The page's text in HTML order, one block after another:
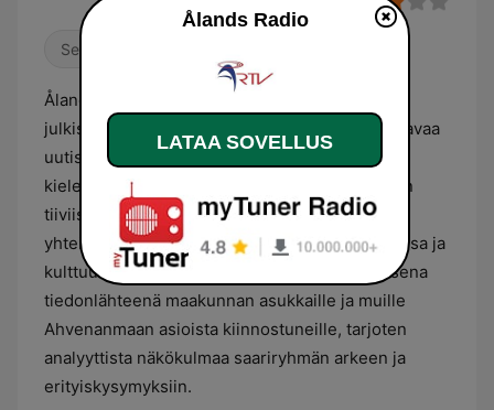
Sekalainen
Ålands Radio on Ahvenanmaan maakunnallinen
julkisen palvelun radiokanava, joka tarjoaa kattavaa
uutis- ja ajankohtaissisältöä pääasiassa ruotsin
kielellä. Kanavan toimituksellinen painopiste on
tiiviisti paikallisissa aiheissa, kuten saariston
yhteiskunnallisessa päätöksenteossa, taloudessa ja
kulttuurielämässä. Ohjelmisto toimii ensisijaisena
tiedonlähteenä maakunnan asukkaille ja muille
Ahvenanmaan asioista kiinnostuneille, tarjoten
analyyttista näkökulmaa saariryhmän arkeen ja
erityiskysymyksiin.
Ålands Radio
LATAA SOVELLUS